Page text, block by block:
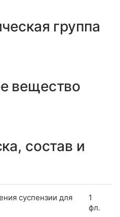
группа
вещество
состав и
суспензии для
1
фл.